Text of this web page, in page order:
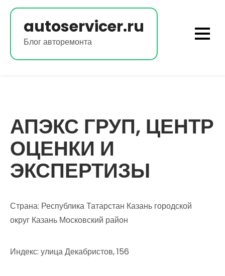
Перейти
содержимомуautoservicer.ru
Блог авторемонта
АПЭКС ГРУП, ЦЕНТР
ОЦЕНКИ И
ЭКСПЕРТИЗЫ
Страна: Республика Татарстан Казань городской
округ Казань Московский район
Индекс: улица Декабристов, 156